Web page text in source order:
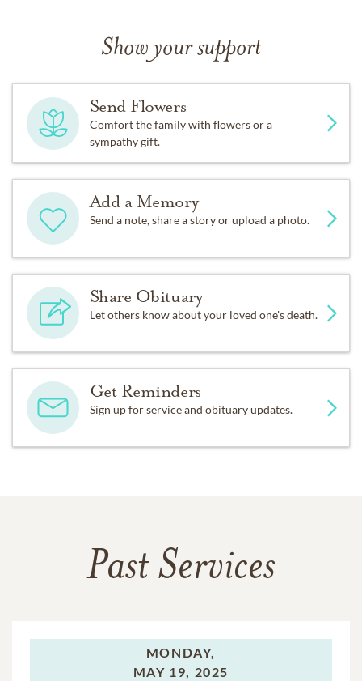
Show your support
Send Flowers
Comfort the family with flowers or a
sympathy gift.
Add a Memory
Send a note, share a story or upload a photo.
Share Obituary
Let others know about your loved one's death.
Get Reminders
Sign up for service and obituary updates.
Past Services
MONDAY,
MAY 19, 2025